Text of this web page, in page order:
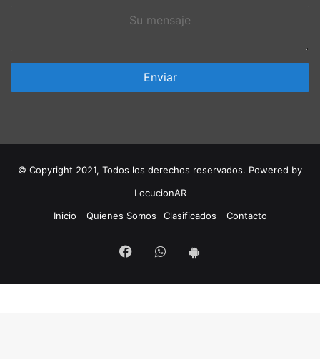
© Copyright 2021, Todos los derechos reservados. Powered by
LocucionAR
Inicio
Quienes Somos Clasificados Contacto
FacebookWhatsapp
Android